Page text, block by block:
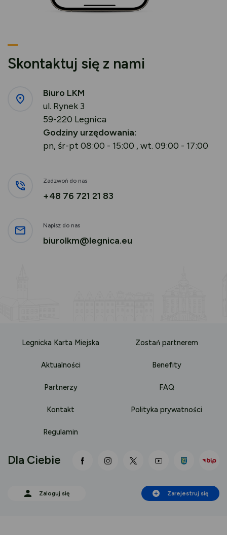
Skontaktuj się z nami
Biuro LKM
ul. Rynek 3
59-220 Legnica
Godziny urzędowania:
pn, śr-pt 08:00 - 15:00 , wt. 09:00 - 17:00
Zadzwoń do nas
+48 76 721 21 83
Napisz do nas
biurolkm@legnica.eu
Legnicka Karta Miejska Zostań partnerem
Aktualności Benefity
Partnerzy FAQ
Kontakt Polityka prywatności
Regulamin
link otwiera się nowej karcie
link otwiera się nowej karcie
link otwiera się
link otwiera się
Dla Ciebie
Zaloguj się Zarejestruj się